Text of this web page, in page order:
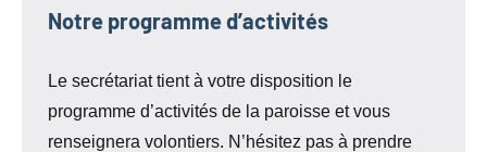
Notre programme d’activités
Le secrétariat tient à votre disposition le
programme d’activités de la paroisse et vous
renseignera volontiers. N’hésitez pas à prendre